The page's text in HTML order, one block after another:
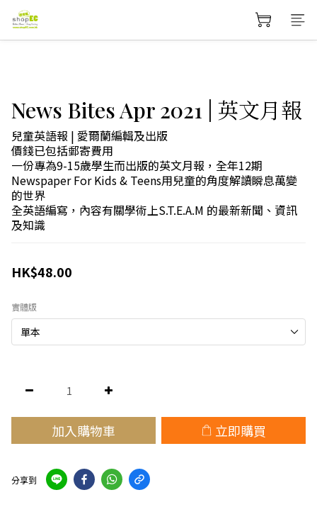
News Bites Apr 2021 | 英文月報
兒童英語報 | 愛爾蘭編輯及出版
價錢已包括郵寄費用
一份專為9-15歲學生而出版的英文月報，全年12期
Newspaper For Kids & Teens用兒童的角度解讀瞬息萬變
的世界
全英語編寫，內容有關學術上S.T.E.A.M 的最新新聞、資訊
及知識
HK$48.00
實體版
加入購物車 立即購買
分享到